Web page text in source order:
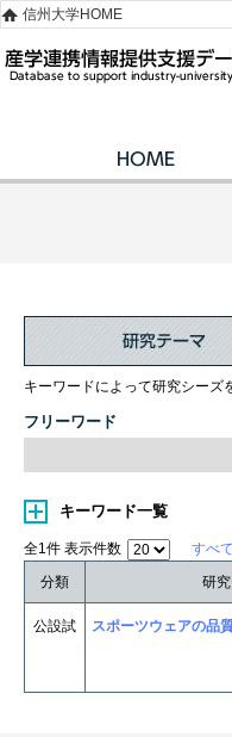
信州大学HOME
キーワードによって研究シーズ
フリーワード
キーワード一覧
全1件 表示件数 すべ
分類
研
公設試 スポーツウェアの品